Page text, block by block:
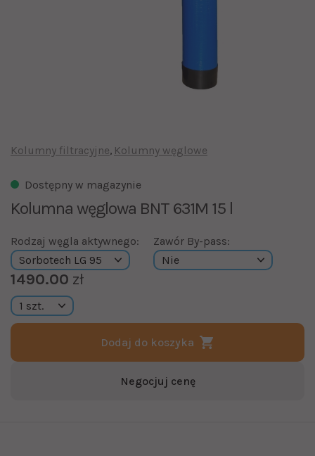
Kolumny filtracyjne Kolumny węglowe
Dostępny w magazynie
Kolumna węglowa BNT 631M 15 l
Rodzaj węgla aktywnego: Zawór By-pass:
1490.00 zł
Dodaj do koszyka
Negocjuj cenę